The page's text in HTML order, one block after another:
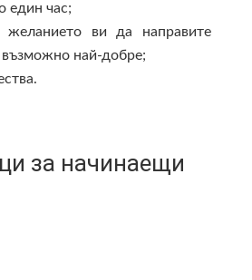
един час;
желанието ви да направите
възможно най-добре;
за начинаещи